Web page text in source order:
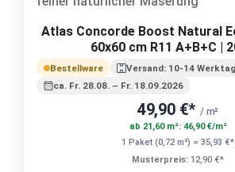
Atlas Concorde Boost Natural
60x60 cm R11 A+B+C |
Bestellware
Versand: 10-14
ca. Fr. 28.08. – Fr. 18.09.2026
49,90 €* / m²
ab 21,60 m²: 46,90 €/m²
1 Paket (0,72 m²) = 35,93 €*
Musterpreis: 12,90 €*